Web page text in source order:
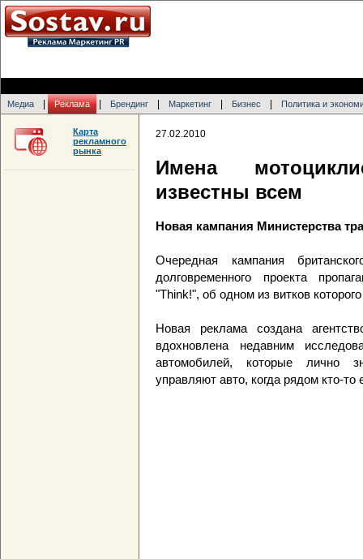
Медиа Реклама Брендинг Маркетинг Бизнес Политика и
27.02.2010
Имена
известны всем
Новая кампания Министерства
Очередная кампания
долговременного проекта
"Think!", об одном из витков
Новая реклама создана
вдохновлена недавним
автомобилей, которые лично
управляют авто, когда рядом кто-то
Карта
рекламного
рынка